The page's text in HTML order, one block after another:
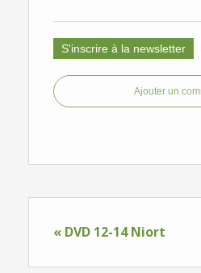
S'inscrire à la newsletter
Ajouter un
« DVD 12-14 Niort